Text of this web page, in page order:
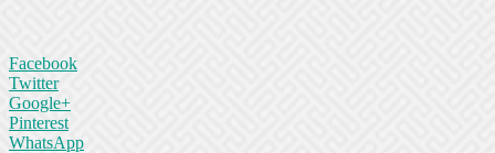
Facebook
Twitter
Google+
Pinterest
WhatsApp